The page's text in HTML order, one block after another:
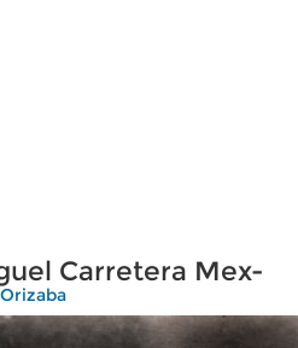
Carretera Mex-
Orizaba